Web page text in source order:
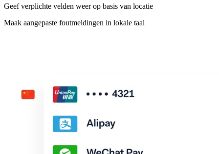
Geef verplichte velden weer op basis van locatie
Maak aangepaste foutmeldingen in lokale taal